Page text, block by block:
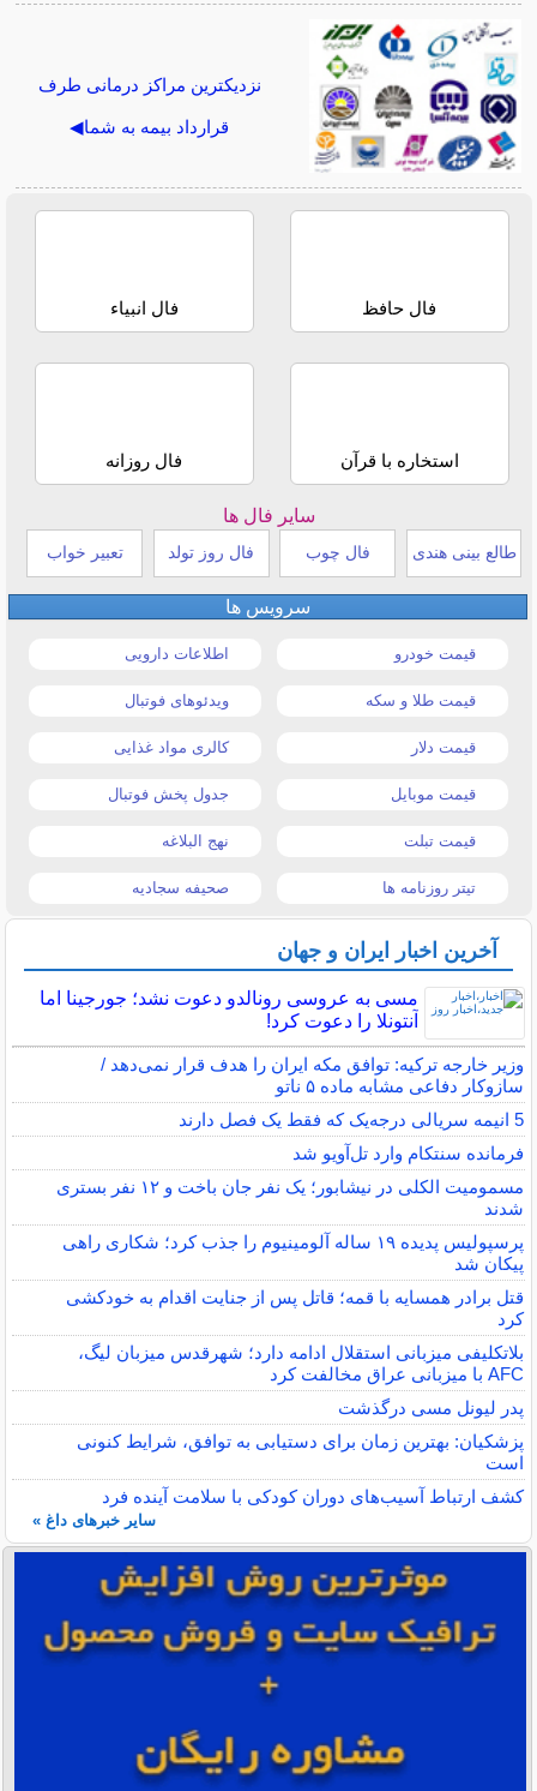
نزدیکترین مراکز درمانی طرف
قرارداد بیمه به شما◀
فال حافظ فال انبیاء
استخاره با قرآن فال روزانه
سایر فال ها
طالع بینی هندی فال چوب فال روز تولد تعبیر خواب
سرویس ها
قیمت خودرو اطلاعات دارویی
قیمت طلا و سکه ویدئوهای فوتبال
قیمت دلار کالری مواد غذایی
قیمت موبایل جدول پخش فوتبال
قیمت تبلت نهج البلاغه
تیتر روزنامه ها صحیفه سجادیه
آخرین اخبار ایران و جهان
مسی به عروسی رونالدو دعوت نشد؛ جورجینا اما
آنتونلا را دعوت کرد!
وزیر خارجه ترکیه: توافق مکه ایران را هدف قرار نمی‌دهد /
سازوکار دفاعی مشابه ماده ۵ ناتو
5 انیمه سریالی درجه‌یک که فقط یک فصل دارند
فرمانده سنتکام وارد تل‌آویو شد
مسمومیت الکلی در نیشابور؛ یک نفر جان باخت و ۱۲ نفر بستری
شدند
پرسپولیس پدیده ۱۹ ساله آلومینیوم را جذب کرد؛ شکاری راهی
پیکان شد
قتل برادر همسایه با قمه؛ قاتل پس از جنایت اقدام به خودکشی
کرد
بلاتکلیفی میزبانی استقلال ادامه دارد؛ شهرقدس میزبان لیگ،
AFC با میزبانی عراق مخالفت کرد
پدر لیونل مسی درگذشت
پزشکیان: بهترین زمان برای دستیابی به توافق، شرایط کنونی
است
کشف ارتباط آسیب‌های دوران کودکی با سلامت آینده فرد
سایر خبرهای داغ »